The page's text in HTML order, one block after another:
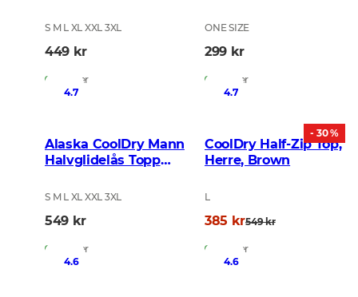
S M L XL XXL 3XL
449 kr
På lager
ONE SIZE
299 kr
På lager
4.7
Alaska CoolDry Mann
Halvglidelås Topp
S M L XL XXL 3XL
549 kr
På lager
- 30 %
4.7
CoolDry Half-Zip Top,
Herre, Brown
L
385 kr549 kr
På lager
4.6
4.6